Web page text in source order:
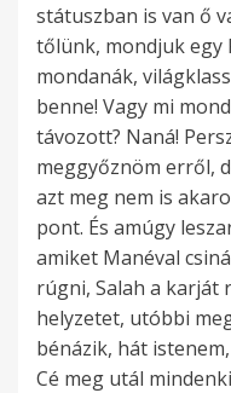
státuszban is van ő
tőlünk, mondjuk egy
mondanák,
benne! Vagy mi
távozott? Naná!
meggyőznöm erről,
azt meg nem is
pont. És amúgy
amiket Manéval
rúgni, Salah a
helyzetet, utóbbi
bénázik, hát
Cé meg utál